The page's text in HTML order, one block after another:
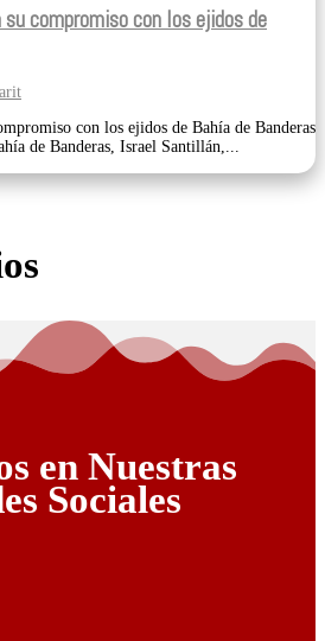
compromiso con los ejidos de
con los ejidos de Bahía de Banderas
de Banderas, Israel Santillán,...
en Nuestras
Sociales